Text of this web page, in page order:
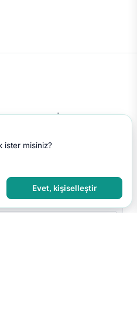
sen yap!
ister misiniz?
Evet, kişiselleştir